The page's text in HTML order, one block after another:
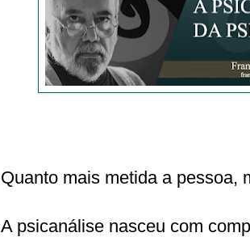
Quanto mais metida a pessoa,
A psicanálise nasceu com